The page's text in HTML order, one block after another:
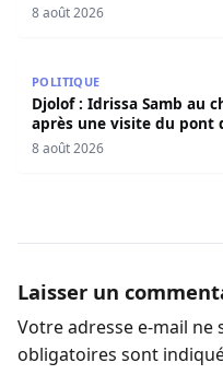
8 août 2026
POLITIQUE
Djolof : Idrissa Samb au
après une visite du pont
8 août 2026
Laisser un
Votre adresse e-mail ne
obligatoires sont